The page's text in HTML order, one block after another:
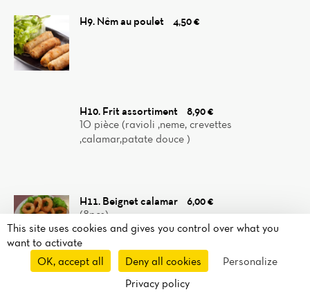
H9. Nêm au poulet 4,50 €
H10. Frit assortiment
8,90 €
10 pièce (ravioli ,neme, crevettes
,calamar,patate douce )
H11. Beignet calamar
6,00 €
(8pcs)
H12. Beignet poisson 8,90 €
Takeaway Route
This site uses cookies and gives you control over what you
want to activate
OK, accept all
Deny all cookies
Personalize
Privacy policy